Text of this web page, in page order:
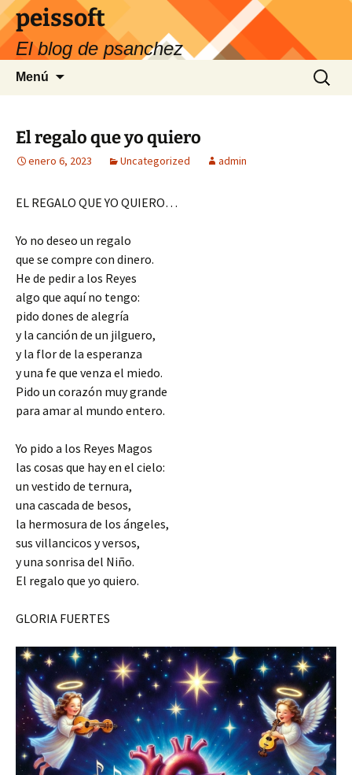
Saltar
al
contenido
peissoft
El blog de psanchez
Menú Buscar:
El regalo que yo quiero
enero 6, 2023 Uncategorized admin
EL REGALO QUE YO QUIERO…
Yo no deseo un regalo
que se compre con dinero.
He de pedir a los Reyes
algo que aquí no tengo:
pido dones de alegría
y la canción de un jilguero,
y la flor de la esperanza
y una fe que venza el miedo.
Pido un corazón muy grande
para amar al mundo entero.
Yo pido a los Reyes Magos
las cosas que hay en el cielo:
un vestido de ternura,
una cascada de besos,
la hermosura de los ángeles,
sus villancicos y versos,
y una sonrisa del Niño.
El regalo que yo quiero.
GLORIA FUERTES